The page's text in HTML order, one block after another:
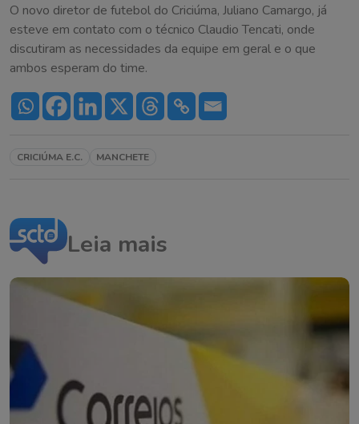
O novo diretor de futebol do Criciúma, Juliano Camargo, já
esteve em contato com o técnico Claudio Tencati, onde
discutiram as necessidades da equipe em geral e o que
ambos esperam do time.
CRICIÚMA E.C. MANCHETE
Leia mais